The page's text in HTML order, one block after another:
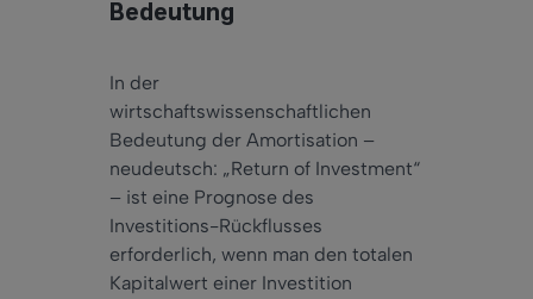
Bedeutung
In der
wirtschaftswissenschaftlichen
Bedeutung der Amortisation –
neudeutsch: „Return of Investment“
– ist eine Prognose des
Investitions-Rückflusses
erforderlich, wenn man den totalen
Kapitalwert einer Investition